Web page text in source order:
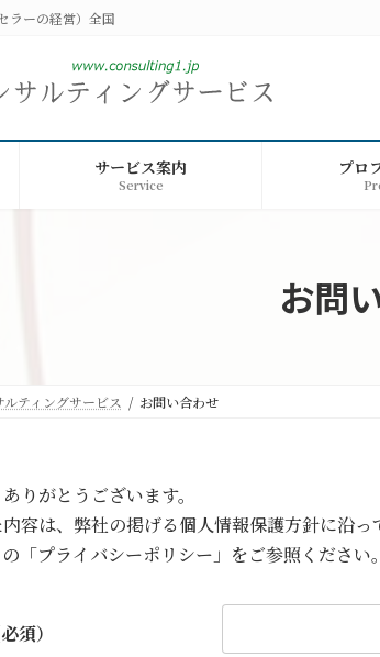
ラーの経営）全国
サービス案内
Service
プロ
お問
ティングサービス お問い合わせ
りがとうございます。
容は、弊社の掲げる個人情報保護方針に沿
「プライバシーポリシー」をご参照ください。
必須）